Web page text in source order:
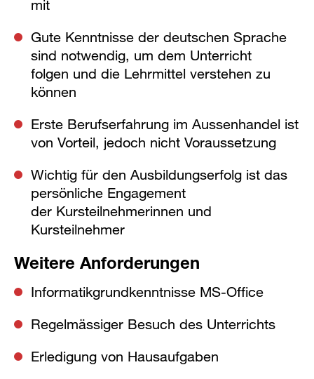
mit
Gute Kenntnisse der deutschen Sprache
sind notwendig, um dem Unterricht
folgen und die Lehrmittel verstehen zu
können
Erste Berufserfahrung im Aussenhandel ist
von Vorteil, jedoch nicht Voraussetzung
Wichtig für den Ausbildungserfolg ist das
persönliche Engagement
der Kursteilnehmerinnen und
Kursteilnehmer
Weitere Anforderungen
Informatikgrundkenntnisse MS-Office
Regelmässiger Besuch des Unterrichts
Erledigung von Hausaufgaben